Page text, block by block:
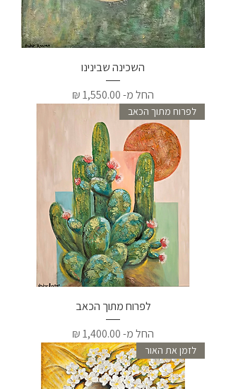
השכינה שבינינו
החל מ-
מחיר מבצע
לפרוח מתוך הכאב
לפרוח מתוך הכאב
החל מ-
מחיר מבצע
לזמן את האור